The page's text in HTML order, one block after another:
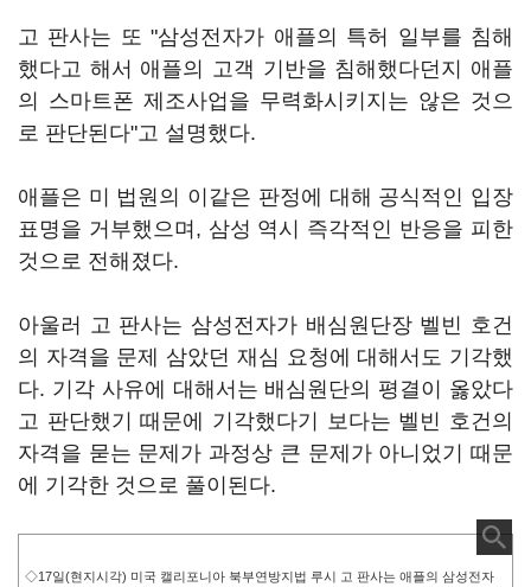
고 판사는 또 "삼성전자가 애플의 특허 일부를 침해
했다고 해서 애플의 고객 기반을 침해했다던지 애플
의 스마트폰 제조사업을 무력화시키지는 않은 것으
로 판단된다"고 설명했다.
애플은 미 법원의 이같은 판정에 대해 공식적인 입장
표명을 거부했으며, 삼성 역시 즉각적인 반응을 피한
것으로 전해졌다.
아울러 고 판사는 삼성전자가 배심원단장 벨빈 호건
의 자격을 문제 삼았던 재심 요청에 대해서도 기각했
다. 기각 사유에 대해서는 배심원단의 평결이 옳았다
고 판단했기 때문에 기각했다기 보다는 벨빈 호건의
자격을 묻는 문제가 과정상 큰 문제가 아니었기 때문
에 기각한 것으로 풀이된다.
◇17일(현지시각) 미국 캘리포니아 북부연방지법 루시 고 판사는 애플의 삼성전자